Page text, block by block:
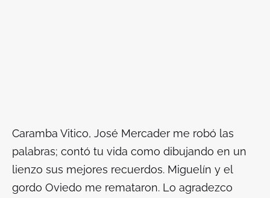
Caramba Vitico, José Mercader me robó las
palabras; contó tu vida como dibujando en un
lienzo sus mejores recuerdos. Miguelín y el
gordo Oviedo me remataron. Lo agradezco